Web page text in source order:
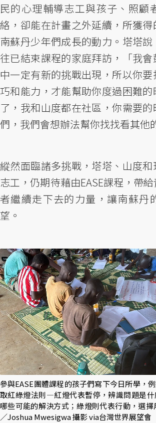
民的心理輔導志工與孩子、照顧
絡，卻能在計畫之外延續，所獲
南蘇丹少年們成長的動力。塔塔
往已結束課程的家庭拜訪，「我
中一定有新的挑戰出現，所以你
巧和能力，才能幫助你度過困難
了，我和山度都在社區，你需要
們，我們會想辦法幫你找找看其他
縱然面臨諸多挑戰，塔塔、山度
志工，仍期待藉由EASE課程，帶
者繼續走下去的力量，讓南蘇丹
望。
參與EASE團體課程的孩子們寫下今日所學，
取紅綠燈法則—紅燈代表暫停，辨識問題是
哪些可能的解決方式；綠燈則代表行動，選
／Joshua Mwesigwa 攝影 via台灣世界展望會